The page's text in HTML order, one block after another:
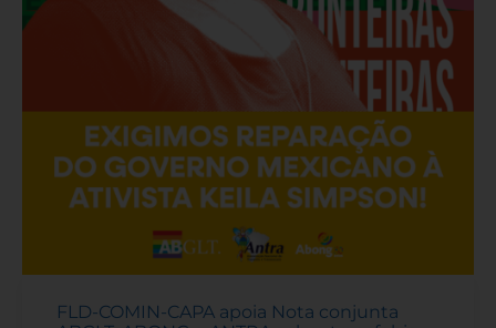
FLD-COMIN-CAPA apoia Nota conjunta